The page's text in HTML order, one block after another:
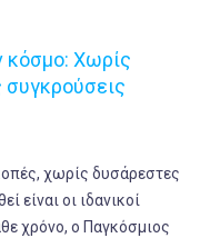
κόσμο: Χωρίς
χωρίς δυσάρεστες
είναι οι ιδανικοί
χρόνο, ο Παγκόσμιος